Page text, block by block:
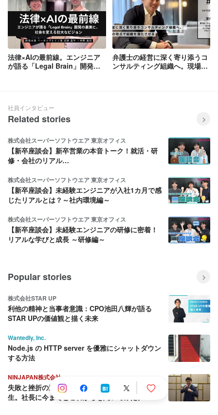
部 本部長 根垣昂平
法律×AIの最前線。エンジニア
が語る「Legal Brain」開発の
弁護士の経営に深く寄り添うコ
ンサルティング組織へ。現場と
社員インタビュー
Related stories
株式会社スーパーソフトウエア 東京オフィス
【新卒座談会】新卒営業の本音トーク！就活・研
修・会社のリアル…
株式会社スーパーソフトウエア 東京オフィス
【新卒座談会】未経験エンジニアが入社1カ月で感
じたリアルとは？～社内環境編～
株式会社スーパーソフトウエア 東京オフィス
【新卒座談会】未経験エンジニアの研修に密着！
リアルな学びと成長 ～研修編～
Popular stories
株式会社STAR UP
利他の精神と当事者意識：CPO池田八輝が語る
STAR UPの価値観と描く未来
Wantedly, Inc.
Node.js の HTTP server を優雅にシャットダウン
する方法
NINJAPAN株式会社
失敗と挫折の連続から這い上がり続ける壮絶な人
生。社長に今までとこれからを聞いてみた。